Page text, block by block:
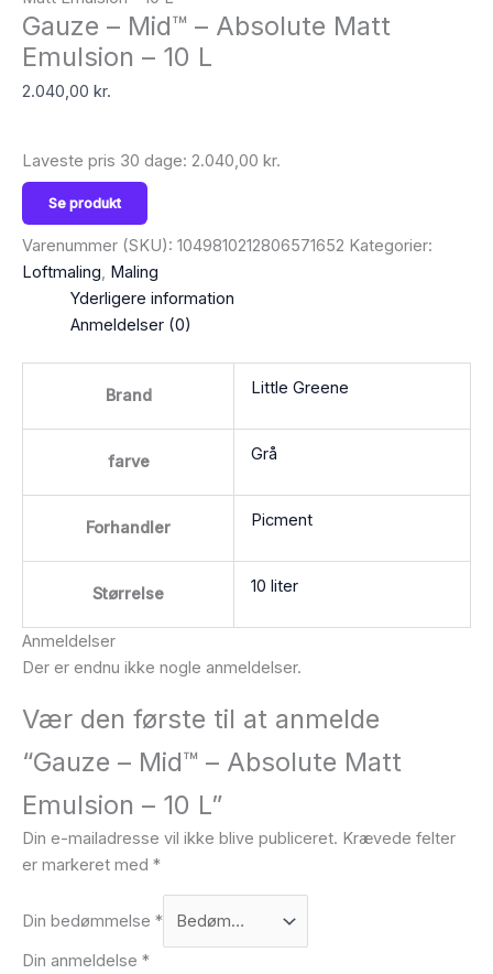
Gauze – Mid™ – Absolute Matt
Emulsion – 10 L
2.040,00 kr.
Laveste pris 30 dage: 2.040,00 kr.
Se produkt
Varenummer (SKU): 1049810212806571652 Kategorier:
Loftmaling, Maling
Yderligere information
Anmeldelser (0)
Brand Little Greene
farve Grå
Forhandler Picment
Størrelse 10 liter
Anmeldelser
Der er endnu ikke nogle anmeldelser.
Vær den første til at anmelde
“Gauze – Mid™ – Absolute Matt
Emulsion – 10 L”
Din e-mailadresse vil ikke blive publiceret. Krævede felter
er markeret med *
Din bedømmelse *
Din anmeldelse *